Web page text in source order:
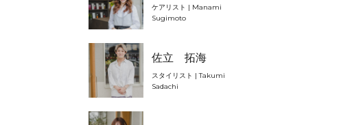
ケアリスト | Manami
Sugimoto
佐立 拓海
スタイリスト | Takumi
Sadachi